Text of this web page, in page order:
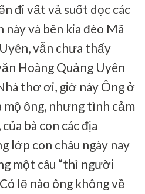
đi vất vả suốt dọc các
này và bên kia đèo Mã
vẫn chưa thấy
Hoàng Quảng Uyên
thơ ơi, giờ này Ông ở
mộ ông, nhưng tình cảm
bà con các địa
lớp con cháu ngày nay
một câu “thì người
lẽ nào ông không về